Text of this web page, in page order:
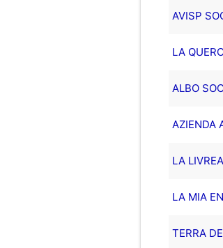
AVISP
LA
ALBO
AZIENDA
LA
LA MIA
TERRA